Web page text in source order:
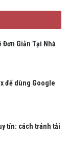
Đơn Giản Tại Nhà
để dùng Google
tín: cách tránh tải